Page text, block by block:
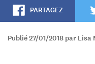
PARTAGEZ
Publié 27/01/2018 par Lisa